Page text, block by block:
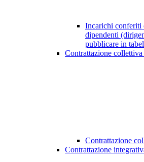
Incarichi conferiti
dipendenti
pubblicare in
Contrattazione collettiva
Contrattazione
Contrattazione